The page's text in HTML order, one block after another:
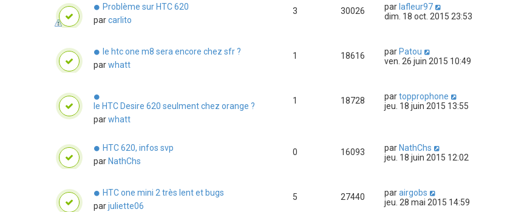
Problème sur HTC 620
parcarlito
3 30026 par lafleur97
dim. 18 oct. 2015 23:53
le htc one m8 sera encore chez sfr ?
parwhatt
1 18616 par Patou
ven. 26 juin 2015 10:49
le HTC Desire 620 seulment chez orange ?
parwhatt
1 18728 partopprophone
jeu. 18 juin 2015 13:55
HTC 620, infos svp
par NathChs
0 16093 par NathChs
jeu. 18 juin 2015 12:02
HTC one mini 2 très lent et bugs
parjuliette06
5 27440 parairgobs
jeu. 28 mai 2015 14:59